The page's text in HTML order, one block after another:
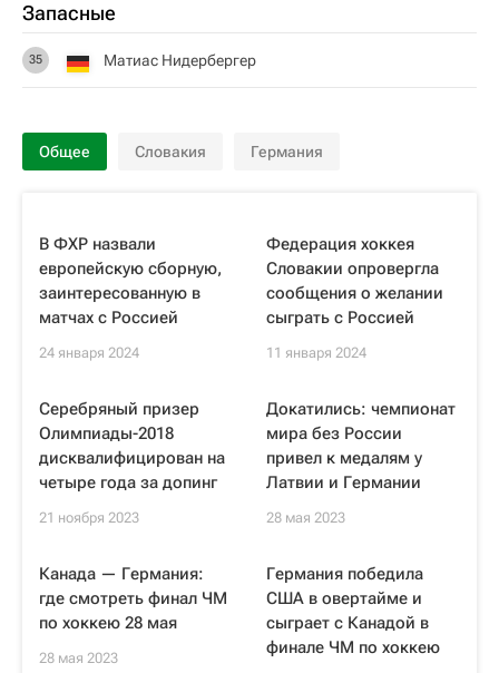
Запасные
35 Матиас Нидербергер
Общее Словакия Германия
В ФХР назвали
европейскую сборную,
заинтересованную в
матчах с Россией
24 января 2024
Федерация хоккея
Словакии опровергла
сообщения о желании
сыграть с Россией
11 января 2024
Серебряный призер
Олимпиады-2018
дисквалифицирован на
четыре года за допинг
21 ноября 2023
Докатились: чемпионат
мира без России
привел к медалям у
Латвии и Германии
28 мая 2023
Канада — Германия:
где смотреть финал ЧМ
по хоккею 28 мая
28 мая 2023
Германия победила
США в овертайме и
сыграет с Канадой в
финале ЧМ по хоккею